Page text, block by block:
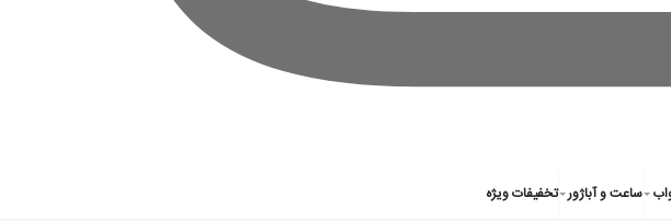
ساعت و آباژور تخفیفات ویژه